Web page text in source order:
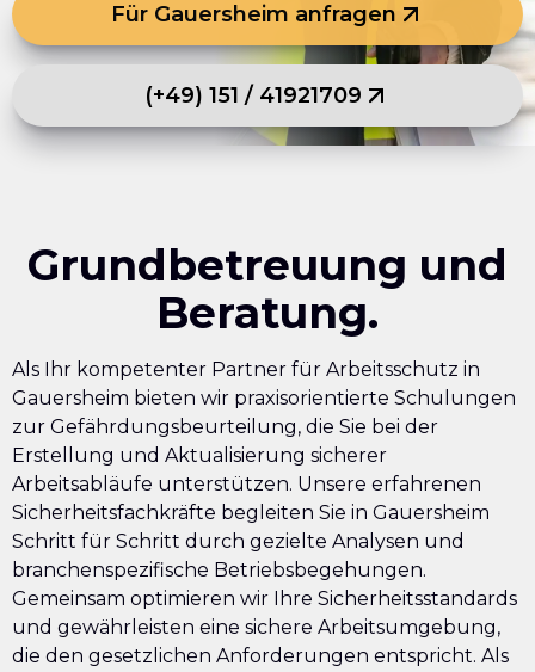
Für Gauersheim anfragen
(+49) 151 / 41921709
Grundbetreuung und
Beratung.
Als Ihr kompetenter Partner für Arbeitsschutz in
Gauersheim bieten wir praxisorientierte Schulungen
zur Gefährdungsbeurteilung, die Sie bei der
Erstellung und Aktualisierung sicherer
Arbeitsabläufe unterstützen. Unsere erfahrenen
Sicherheitsfachkräfte begleiten Sie in Gauersheim
Schritt für Schritt durch gezielte Analysen und
branchenspezifische Betriebsbegehungen.
Gemeinsam optimieren wir Ihre Sicherheitsstandards
und gewährleisten eine sichere Arbeitsumgebung,
die den gesetzlichen Anforderungen entspricht. Als